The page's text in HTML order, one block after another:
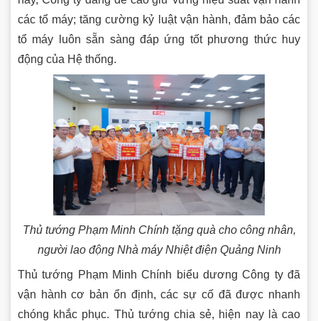
các tổ máy; tăng cường kỷ luật vận hành, đảm bảo các
tổ máy luôn sẵn sàng đáp ứng tốt phương thức huy
động của Hệ thống.
Thủ tướng Phạm Minh Chính tặng quà cho công nhân,
người lao động Nhà máy Nhiệt điện Quảng Ninh
Thủ tướng Phạm Minh Chính biểu dương Công ty đã
vận hành cơ bản ổn định, các sự cố đã được nhanh
chóng khắc phục. Thủ tướng chia sẻ, hiện nay là cao